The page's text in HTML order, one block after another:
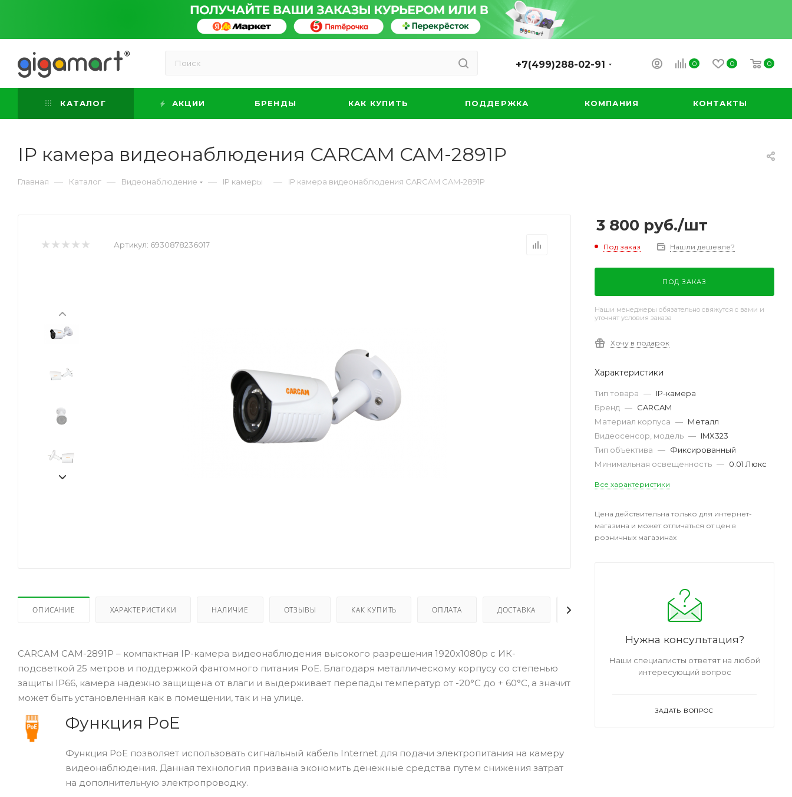
0 0 0
+7(499)288-02-91
КАТАЛОГ АКЦИИ БРЕНДЫ КАК КУПИТЬ ПОДДЕРЖКА КОМПАНИЯ КОНТАКТЫ
IP камера видеонаблюдения CARCAM CAM-2891P
Главная — Каталог — Видеонаблюдение — IP камеры — IP камера видеонаблюдения CARCAM CAM-2891P
Артикул: 6930878236017
ОПИСАНИЕ ХАРАКТЕРИСТИКИ НАЛИЧИЕ ОТЗЫВЫ КАК КУПИТЬ ОПЛАТА ДОСТАВКА ДОПОЛНИТЕЛЬНО
CARCAM CAM-2891P – компактная IP-камера видеонаблюдения высокого разрешения 1920x1080p с ИК-
подсветкой 25 метров и поддержкой фантомного питания PoE. Благодаря металлическому корпусу со степенью
защиты IP66, камера надежно защищена от влаги и выдерживает перепады температур от -20°С до + 60°С, а значит
может быть установленная как в помещении, так и на улице.
Функция PoE
Функция PoE позволяет использовать сигнальный кабель Internet для подачи электропитания на камеру
видеонаблюдения. Данная технология призвана экономить денежные средства путем снижения затрат
на дополнительную электропроводку.
3 800 руб./шт
Под заказ Нашли дешевле?
ПОД ЗАКАЗ
Наши менеджеры обязательно свяжутся с вами и
уточнят условия заказа
Хочу в подарок
Характеристики
Тип товара — IP-камера
Бренд — CARCAM
Материал корпуса — Металл
Видеосенсор, модель — IMX323
Тип объектива — Фиксированный
Минимальная освещенность — 0.01 Люкс
Все характеристики
Цена действительна только для интернет-
магазина и может отличаться от цен в
розничных магазинах
Нужна консультация?
Наши специалисты ответят на любой
интересующий вопрос
ЗАДАТЬ ВОПРОС